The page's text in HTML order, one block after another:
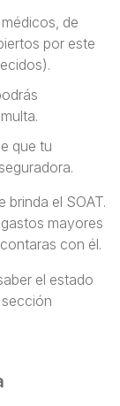
de
por este
que tu
brinda el SOAT.
mayores
con él.
el estado